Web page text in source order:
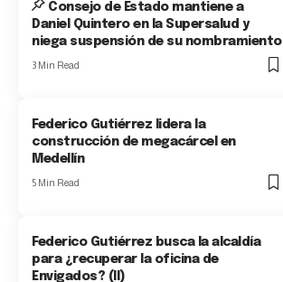
Consejo de Estado mantiene a
Daniel Quintero en la Supersalud y
niega suspensión de su nombramiento
3 Min Read
Federico Gutiérrez lidera la
construcción de megacárcel en
Medellín
5 Min Read
Federico Gutiérrez busca la alcaldía
para ¿recuperar la oficina de
Envigados? (II)